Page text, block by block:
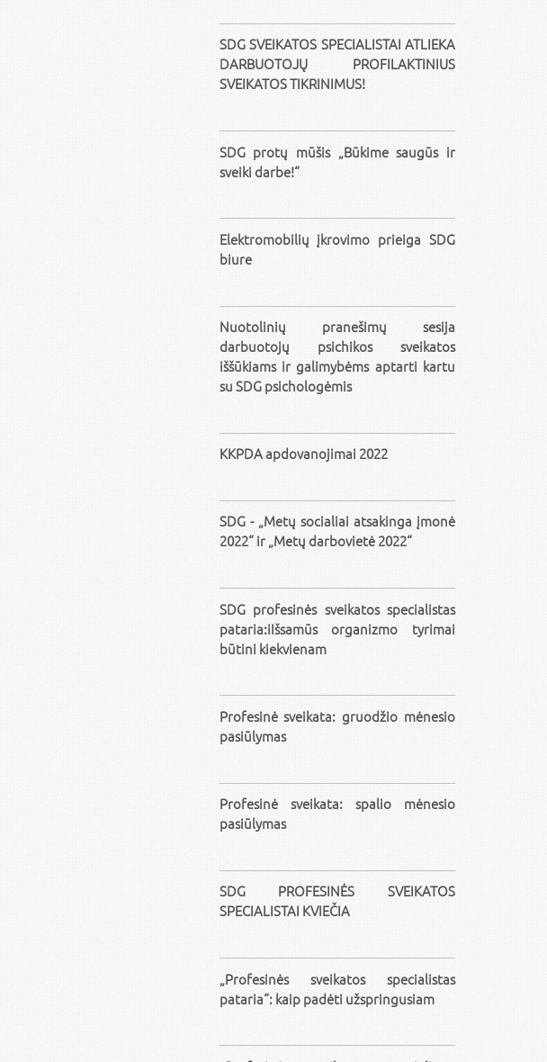
SDG SVEIKATOS SPECIALISTAI ATLIEKA
DARBUOTOJŲ PROFILAKTINIUS
SVEIKATOS TIKRINIMUS!
SDG protų mūšis „Būkime saugūs ir
sveiki darbe!“
Elektromobilių įkrovimo prieiga SDG
biure
Nuotolinių pranešimų sesija
darbuotojų psichikos sveikatos
iššūkiams ir galimybėms aptarti kartu
su SDG psichologėmis
KKPDA apdovanojimai 2022
SDG - „Metų socialiai atsakinga įmonė
2022“ ir „Metų darbovietė 2022“
SDG profesinės sveikatos specialistas
pataria:iIšsamūs organizmo tyrimai
būtini kiekvienam
Profesinė sveikata: gruodžio mėnesio
pasiūlymas
Profesinė sveikata: spalio mėnesio
pasiūlymas
SDG PROFESINĖS SVEIKATOS
SPECIALISTAI KVIEČIA
„Profesinės sveikatos specialistas
pataria“: kaip padėti užspringusiam